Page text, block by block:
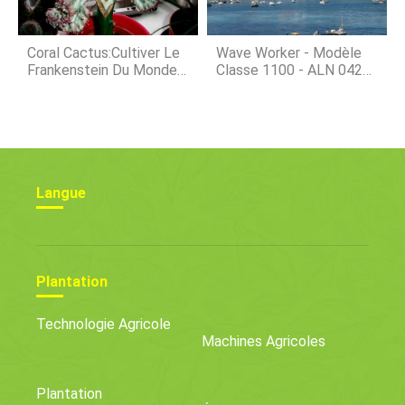
Coral Cactus:Cultiver Le
Frankenstein Du Monde
Wave Worker - Modèle
Classe 1100 - ALN 042
Langue
Plantation
Technologie Agricole
Machines Agricoles
Plantation